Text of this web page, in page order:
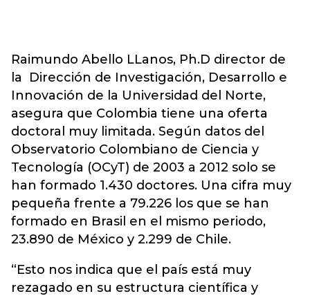
Raimundo Abello LLanos, Ph.D director de
la Dirección de Investigación, Desarrollo e
Innovación de la Universidad del Norte,
asegura que Colombia tiene una oferta
doctoral muy limitada. Según datos del
Observatorio Colombiano de Ciencia y
Tecnología (OCyT) de 2003 a 2012 solo se
han formado 1.430 doctores. Una cifra muy
pequeña frente a 79.226 los que se han
formado en Brasil en el mismo periodo,
23.890 de México y 2.299 de Chile.
“Esto nos indica que el país está muy
rezagado en su estructura científica y